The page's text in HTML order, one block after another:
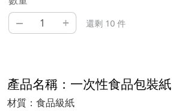
– + 還剩 10 件
產品名稱：一次性食品包裝紙
材質：食品級紙